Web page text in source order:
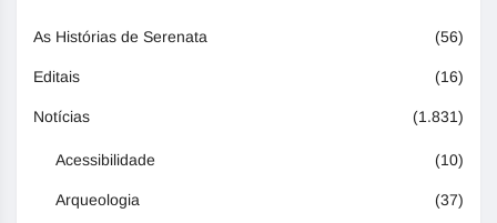
As Histórias de Serenata (56)
Editais (16)
Notícias (1.831)
Acessibilidade (10)
Arqueologia (37)